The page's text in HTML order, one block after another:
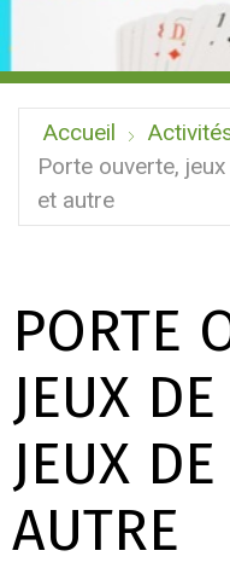
Accueil
Porte ouverte,
et autre
PORTE
JEUX
JEUX
AUTRE